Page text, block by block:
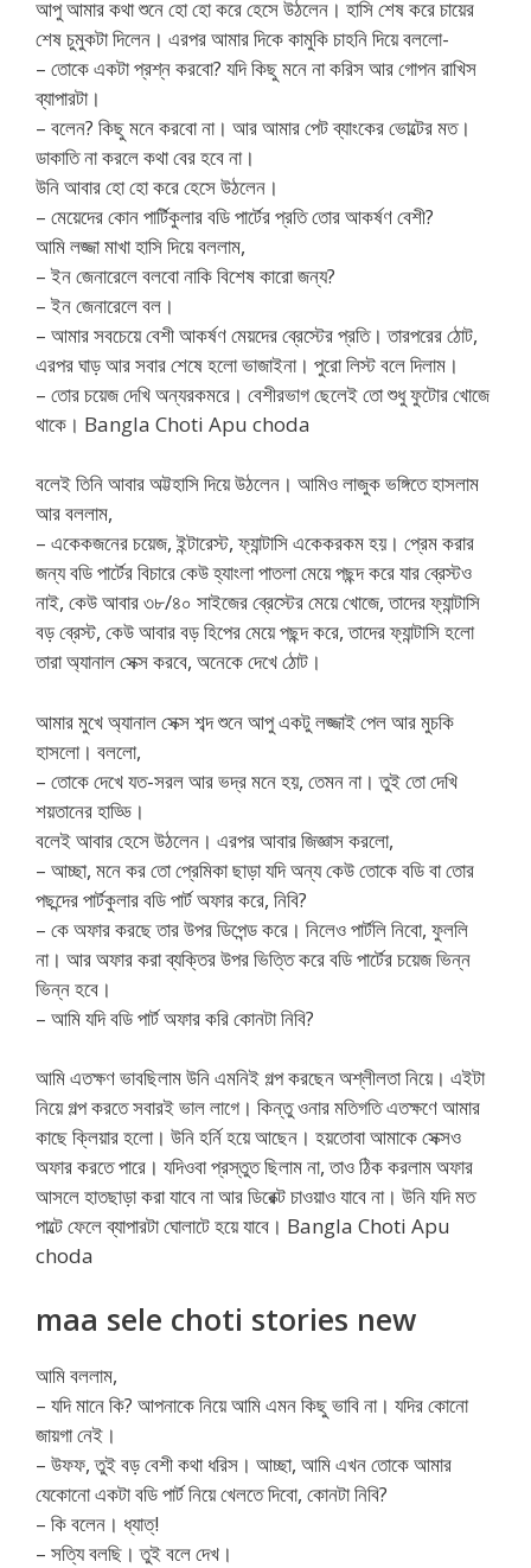
আপু আমার কথা শুনে হো হো করে হেসে উঠলেন। হাসি শেষ করে চায়ের
শেষ চুমুকটা দিলেন। এরপর আমার দিকে কামুকি চাহনি দিয়ে বললো-
– তোকে একটা প্রশ্ন করবো? যদি কিছু মনে না করিস আর গোপন রাখিস
ব্যাপারটা।
– বলেন? কিছু মনে করবো না। আর আমার পেট ব্যাংকের ভোল্টের মত।
ডাকাতি না করলে কথা বের হবে না।
উনি আবার হো হো করে হেসে উঠলেন।
– মেয়েদের কোন পার্টিকুলার বডি পার্টের প্রতি তোর আকর্ষণ বেশী?
আমি লজ্জা মাখা হাসি দিয়ে বললাম,
– ইন জেনারেলে বলবো নাকি বিশেষ কারো জন্য?
– ইন জেনারেলে বল।
– আমার সবচেয়ে বেশী আকর্ষণ মেয়দের ব্রেস্টের প্রতি। তারপরের ঠোট,
এরপর ঘাড় আর সবার শেষে হলো ভাজাইনা। পুরো লিস্ট বলে দিলাম।
– তোর চয়েজ দেখি অন্যরকমরে। বেশীরভাগ ছেলেই তো শুধু ফুটোর খোজে
থাকে। Bangla Choti Apu choda
বলেই তিনি আবার অট্টহাসি দিয়ে উঠলেন। আমিও লাজুক ভঙ্গিতে হাসলাম
আর বললাম,
– একেকজনের চয়েজ, ইন্টারেস্ট, ফ্যান্টাসি একেকরকম হয়। প্রেম করার
জন্য বডি পার্টের বিচারে কেউ হ্যাংলা পাতলা মেয়ে পছন্দ করে যার ব্রেস্টও
নাই, কেউ আবার ৩৮/৪০ সাইজের ব্রেস্টের মেয়ে খোজে, তাদের ফ্যান্টাসি
বড় ব্রেস্ট, কেউ আবার বড় হিপের মেয়ে পছন্দ করে, তাদের ফ্যান্টাসি হলো
তারা অ্যানাল সেক্স করবে, অনেকে দেখে ঠোট।
আমার মুখে অ্যানাল সেক্স শব্দ শুনে আপু একটু লজ্জাই পেল আর মুচকি
হাসলো। বললো,
– তোকে দেখে যত-সরল আর ভদ্র মনে হয়, তেমন না। তুই তো দেখি
শয়তানের হাড্ডি।
বলেই আবার হেসে উঠলেন। এরপর আবার জিজ্ঞাস করলো,
– আচ্ছা, মনে কর তো প্রেমিকা ছাড়া যদি অন্য কেউ তোকে বডি বা তোর
পছন্দের পার্টকুলার বডি পার্ট অফার করে, নিবি?
– কে অফার করছে তার উপর ডিপেন্ড করে। নিলেও পার্টলি নিবো, ফুললি
না। আর অফার করা ব্যক্তির উপর ভিত্তি করে বডি পার্টের চয়েজ ভিন্ন
ভিন্ন হবে।
– আমি যদি বডি পার্ট অফার করি কোনটা নিবি?
আমি এতক্ষণ ভাবছিলাম উনি এমনিই গল্প করছেন অশ্লীলতা নিয়ে। এইটা
নিয়ে গল্প করতে সবারই ভাল লাগে। কিন্তু ওনার মতিগতি এতক্ষণে আমার
কাছে ক্লিয়ার হলো। উনি হর্নি হয়ে আছেন। হয়তোবা আমাকে সেক্সও
অফার কর‍তে পারে। যদিওবা প্রস্তুত ছিলাম না, তাও ঠিক করলাম অফার
আসলে হাতছাড়া করা যাবে না আর ডিরেক্ট চাওয়াও যাবে না। উনি যদি মত
পাল্টে ফেলে ব্যাপারটা ঘোলাটে হয়ে যাবে। Bangla Choti Apu
choda
maa sele choti stories new
আমি বললাম,
– যদি মানে কি? আপনাকে নিয়ে আমি এমন কিছু ভাবি না। যদির কোনো
জায়গা নেই।
– উফফ, তুই বড় বেশী কথা ধরিস। আচ্ছা, আমি এখন তোকে আমার
যেকোনো একটা বডি পার্ট নিয়ে খেলতে দিবো, কোনটা নিবি?
– কি বলেন। ধ্যাত্!
– সত্যি বলছি। তুই বলে দেখ।